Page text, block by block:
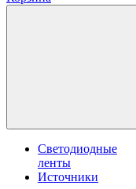
Светодиодные
ленты
Источники